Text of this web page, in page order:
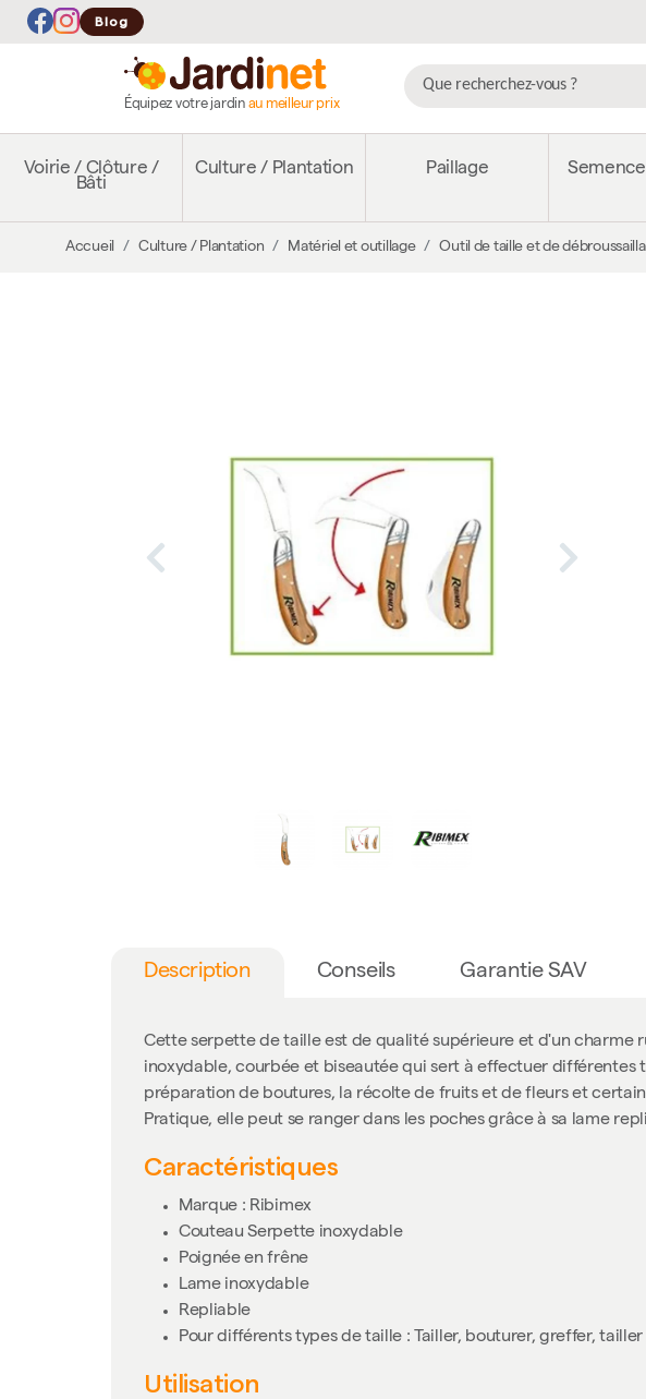
Blog
Équipez votre jardin au meilleur prix
Voirie / Clôture /
Bâti
Culture / Plantation Paillage
Accueil Culture / Plantation Matériel et outillage Outil de taille et de
Description Conseils Garantie SAV
Cette serpette de taille est de qualité supérieure et d'un charme
inoxydable, courbée et biseautée qui sert à effectuer différentes
préparation de boutures, la récolte de fruits et de fleurs et
Pratique, elle peut se ranger dans les poches grâce à sa lame
Caractéristiques
Marque : Ribimex
Couteau Serpette inoxydable
Poignée en frêne
Lame inoxydable
Repliable
Pour différents types de taille : Tailler, bouturer, greffer,
Utilisation